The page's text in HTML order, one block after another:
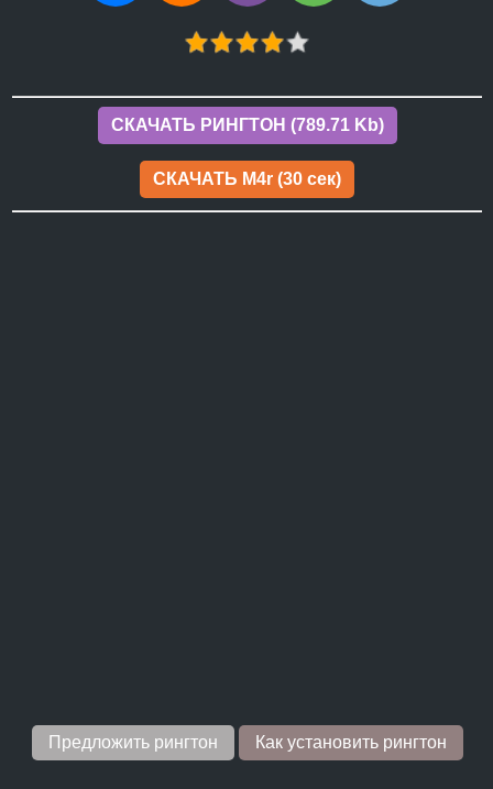
СКАЧАТЬ РИНГТОН (789.71 Kb)
СКАЧАТЬ M4r (30 сек)
Предложить рингтон Как установить рингтон